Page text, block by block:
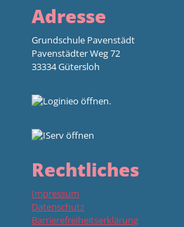
Adresse
Grundschule Pavenstädt
Pavenstädter Weg 72
33334 Gütersloh
Rechtliches
Impressum
Datenschutz
Barrierefreiheitserklärung